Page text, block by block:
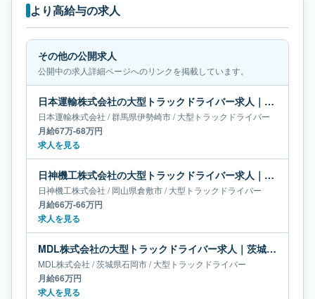
より高給与の求人
その他の公開求人
公開中の求人詳細ページへのリンクを掲載しています。
日本運輸株式会社の大型トラックドライバー求人｜群馬県伊勢崎市｜月給67万-68万円
日本運輸株式会社 /群馬県伊勢崎市/大型トラックドライバー
月給67万-68万円
求人を見る
日神機工株式会社の大型トラックドライバー求人｜岡山県倉敷市｜月給66万-66万円
日神機工株式会社 /岡山県倉敷市/大型トラックドライバー
月給66万-66万円
求人を見る
MDL株式会社の大型トラックドライバー求人｜茨城県石岡市｜月給66万円
MDL株式会社 /茨城県石岡市/大型トラックドライバー
月給66万円
求人を見る